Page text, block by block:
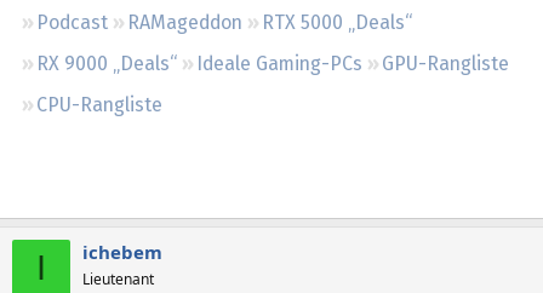
Podcast RAMageddon
RTX 5000 „Deals“
RX 9000 „Deals“
Ideale Gaming-PCs
GPU-Rangliste
CPU-Rangliste
I ichebem
Lieutenant